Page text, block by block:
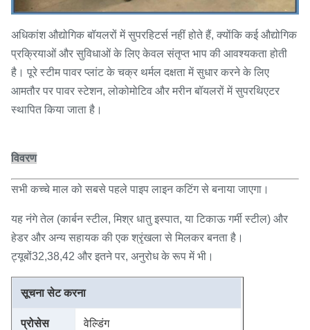
अधिकांश औद्योगिक बॉयलरों में सुपरहिटर्स नहीं होते हैं, क्योंकि कई औद्योगिक
प्रक्रियाओं और सुविधाओं के लिए केवल संतृप्त भाप की आवश्यकता होती
है। पूरे स्टीम पावर प्लांट के चक्र थर्मल दक्षता में सुधार करने के लिए
आमतौर पर पावर स्टेशन, लोकोमोटिव और मरीन बॉयलरों में सुपरथिएटर
स्थापित किया जाता है।
विवरण
सभी कच्चे माल को सबसे पहले पाइप लाइन कटिंग से बनाया जाएगा।
यह नंगे तेल (कार्बन स्टील, मिश्र धातु इस्पात, या टिकाऊ गर्मी स्टील) और
हेडर और अन्य सहायक की एक श्रृंखला से मिलकर बनता है।
ट्यूबों32,38,42 और इतने पर, अनुरोध के रूप में भी।
सूचना सेट करना
प्रोसेस वेल्डिंग